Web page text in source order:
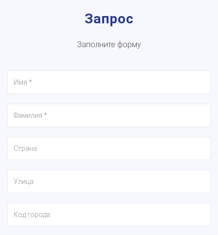
Запрос
Заполните форму